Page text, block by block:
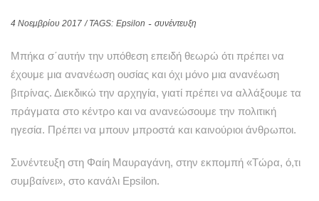
4 Νοεμβρίου 2017 / TAGS: Epsilon συνέντευξη
Μπήκα σ΄αυτήν την υπόθεση επειδή θεωρώ ότι πρέπει να
έχουμε μια ανανέωση ουσίας και όχι μόνο μια ανανέωση
βιτρίνας. Διεκδικώ την αρχηγία, γιατί πρέπει να αλλάξουμε τα
πράγματα στο κέντρο και να ανανεώσουμε την πολιτική
ηγεσία. Πρέπει να μπουν μπροστά και καινούριοι άνθρωποι.
Συνέντευξη στη Φαίη Μαυραγάνη, στην εκπομπή «Τώρα, ό,τι
συμβαίνει», στο κανάλι Εpsilon.